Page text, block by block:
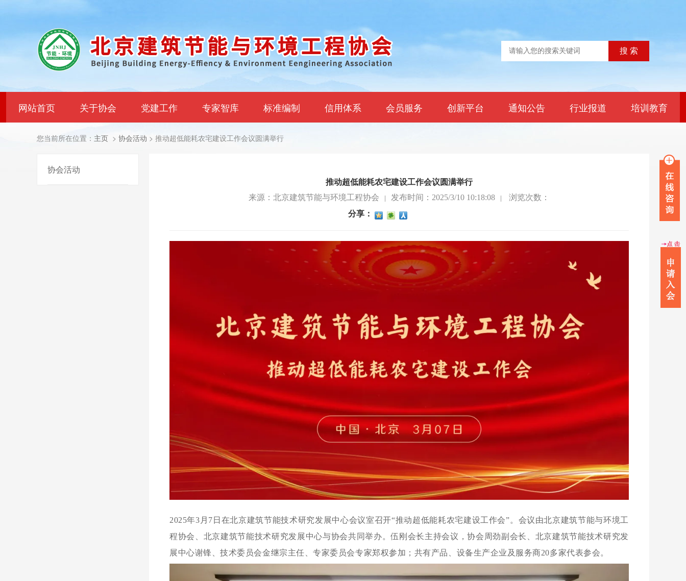
网站首页 关于协会 党建工作 专家智库 标准编制 信用体系 会员服务 创新平台 通知公告 行业报道 培训教育
您当前所在位置： 主页 > 协会活动 > 推动超低能耗农宅建设工作会议圆满举行
协会活动
推动超低能耗农宅建设工作会议圆满举行
来源：北京建筑节能与环境工程协会 | 发布时间：2025/3/10 10:18:08 |
浏览次数：
分享：
2025年3月7日在北京建筑节能技术研究发展中心会议室召开“推动超低能耗农宅建设工作会”。 会议由北京建筑节能与环境工
程协会、北京建筑节能技术研究发展中心与协会共同举办。伍刚会长主持会议，协会周劲副会长、北京建筑节能技术研究发
展中心谢锋、技术委员会金继宗主任、专家委员会专家郑权参加； 共有产品、设备生产企业及服务商20多家代表参会。